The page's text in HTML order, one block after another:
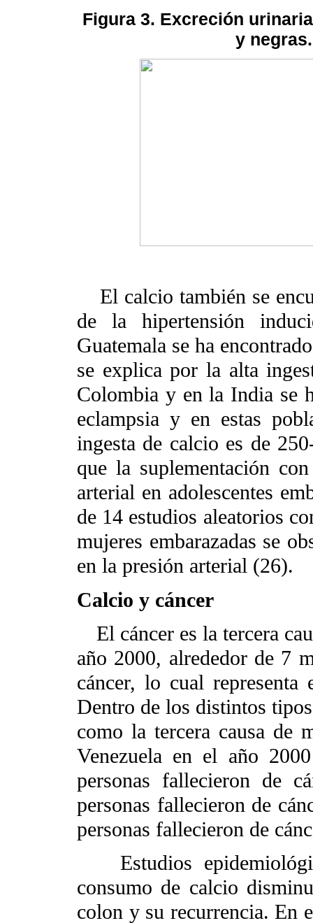
Figura 3. Excreción
y
El calcio también se
de la hipertensión
Guatemala se ha
se explica por la alta
Colombia y en la India se
eclampsia y en estas
ingesta de calcio es de
que la suplementación
arterial en adolescentes
de 14 estudios aleatorios
mujeres embarazadas se
en la presión arterial (26).
Calcio y cáncer
El cáncer es la tercera
año 2000, alrededor de 7
cáncer, lo cual
Dentro de los distintos
como la tercera causa de
Venezuela en el año
personas fallecieron de
personas fallecieron de
personas fallecieron de
Estudios
consumo de calcio
colon y su recurrencia. En